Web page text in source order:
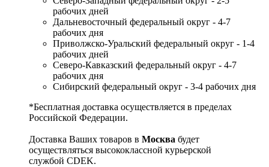
рабочих дней
Дальневосточный федеральный округ - 4-7
рабочих дня
Приволжско-Уральский федеральный округ - 1-4
рабочих дней
Северо-Кавказский федеральный округ - 4-7
рабочих дня
Сибирский федеральный округ - 3-4 рабочих дня
*Бесплатная доставка осуществляется в пределах
Российской Федерации.
Доставка Ваших товаров в Москва будет
осуществляться высококлассной курьерской
службой CDEK.